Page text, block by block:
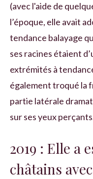
(avec l'aide de
l’époque, elle avait
tendance balayage
ses racines étaient
extrémités à
également troqué la
partie latérale
sur ses yeux
2019 : Elle a
châtains